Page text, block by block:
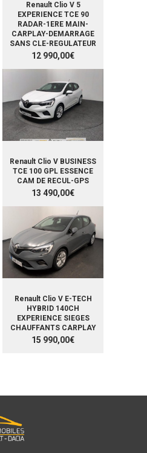
Renault Clio V 5
EXPERIENCE TCE 90
RADAR-1ERE MAIN-
CARPLAY-DEMARRAGE
SANS CLE-REGULATEUR
12 990,00€
Renault Clio V BUSINESS
TCE 100 GPL ESSENCE
CAM DE RECUL-GPS
13 490,00€
Renault Clio V E-TECH
HYBRID 140CH
EXPERIENCE SIEGES
CHAUFFANTS CARPLAY
15 990,00€